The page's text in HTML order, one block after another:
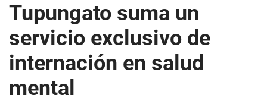
Tupungato suma un
servicio exclusivo de
internación en salud
mental